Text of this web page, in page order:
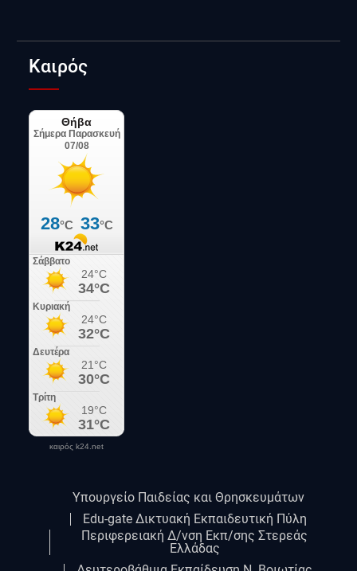
Καιρός
καιρός k24.net
Υπουργείο Παιδείας και Θρησκευμάτων
Edu-gate Δικτυακή Εκπαιδευτική Πύλη
Περιφερειακή Δ/νση Εκπ/σης Στερεάς
Ελλάδας